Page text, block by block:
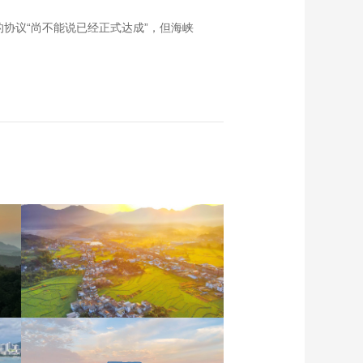
议“尚不能说已经正式达成”，但海峡